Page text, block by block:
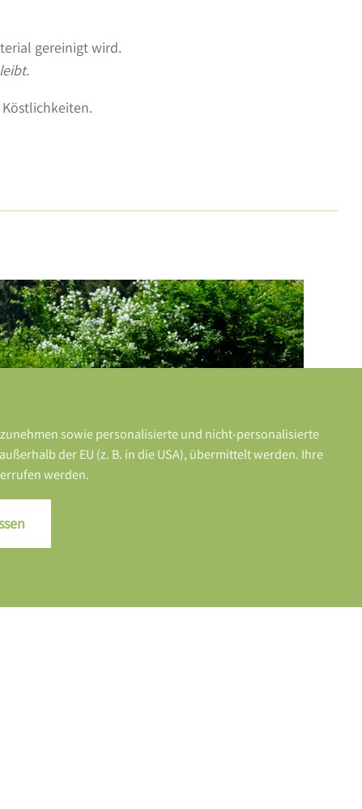
sowie personalisierte und nicht-personalisierte
der EU (z. B. in die USA), übermittelt werden. Ihre
werden.
gereinigt wird.